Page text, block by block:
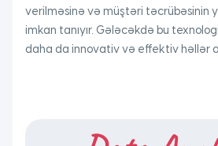
verilməsinə və müştəri təcrübəsinin
imkan tanıyır. Gələcəkdə bu
daha da innovativ və effektiv həllər